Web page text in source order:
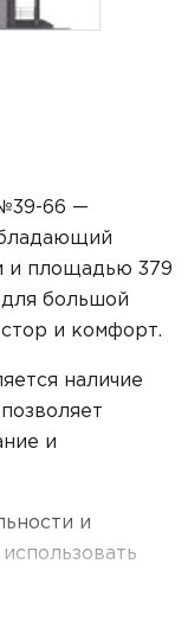
66 —
и площадью 379
большой
и комфорт.
наличие
и
и